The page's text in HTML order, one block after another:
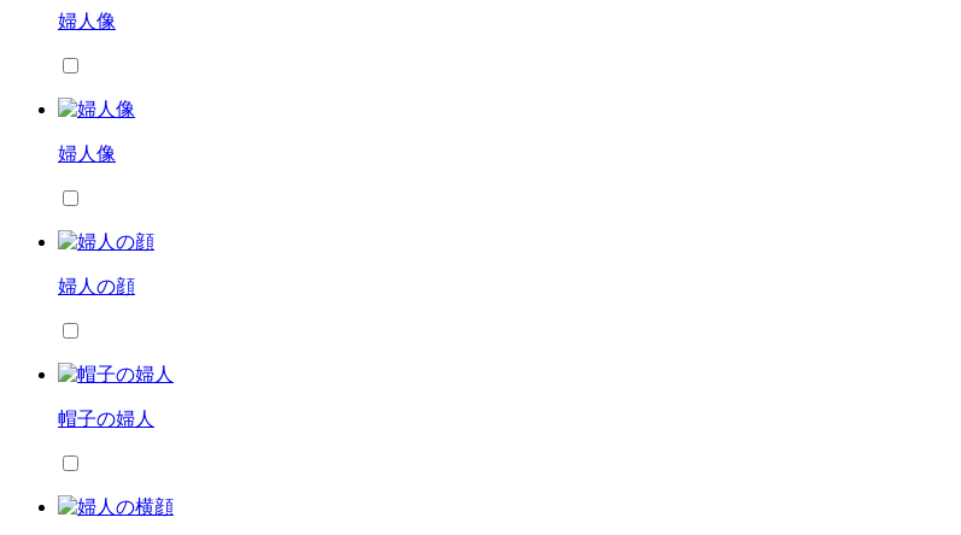
婦人像
婦人像
婦人の顔
帽子の婦人